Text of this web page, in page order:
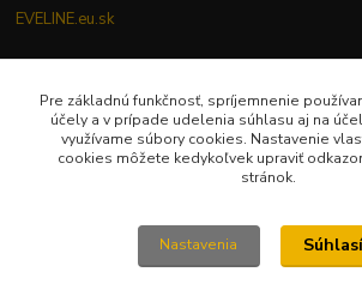
EVELINE.eu.sk
0949781904
(Po-Pia ) 9:00-18:00
eveline.eu.sk@gmail.com
Pre základnú funkčnosť, spríjemnenie
účely a v prípade udelenia súhlasu aj na
využívame súbory cookies. Nastavenie
cookies môžete kedykoľvek upraviť
stránok.
Nastavenia